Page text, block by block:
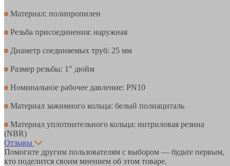
Материал: полипропилен
Резьба присоединения: наружная
Диаметр соединяемых труб: 25 мм
Размер резьбы: 1" дюйм
Номинальное рабочее давление: PN10
Материал зажимного кольца: белый полиациталь
Материал уплотнительного кольца: нитриловая резина
(NBR)
Отзывы
Помогите другим пользователям с выбором — будьте первым,
кто поделится своим мнением об этом товаре.